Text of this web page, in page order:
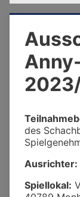
des
Ausrichter:
Spiellokal: